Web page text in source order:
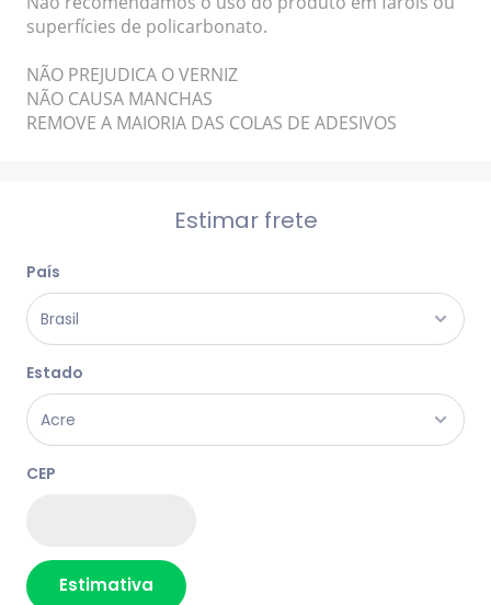
superfícies de policarbonato.
NÃO PREJUDICA O VERNIZ
NÃO CAUSA MANCHAS
REMOVE A MAIORIA DAS COLAS DE ADESIVOS
Estimar frete
País
Estado
CEP
Estimativa